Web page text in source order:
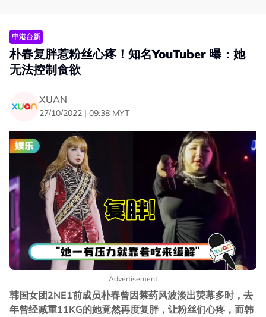
中港台新
朴春复胖惹粉丝心疼！知名YouTuber 曝：她
无法控制食欲
XUAN
27/10/2022 | 09:38 MYT
Advertisement
韩国女团2NE1前成员朴春曾因禁药风波淡出荧幕多时，去
年曾经减重11KG的她竟然再度复胖，让粉丝们心疼，而韩